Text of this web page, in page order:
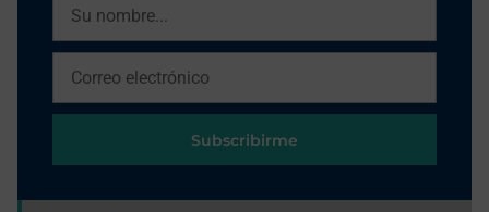
Subscribirme